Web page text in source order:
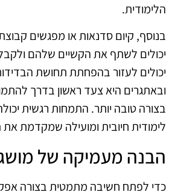
הלימודית.
בנוסף, קיום סדנאות או מפגשים
יכולים לשתף את הקשיים שלהם
יכולים לעזור בהפחתת תחושת
ובאתגרים היא צעד ראשון בדרך
בצורה טובה יותר. התמחות רגשית
לימודית חיובית ומועילה שמקדמת
הבנה מעמיקה של
כדי לפתח חשיבה מתמטית בצורה